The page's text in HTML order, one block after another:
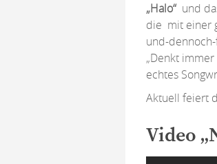
„Halo“und
die mit einer
und-
„Denkt immer
echtes
Aktuell feiert
Video